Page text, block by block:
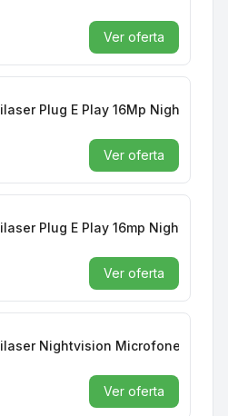
Ver oferta
Plug E Play 16Mp
Ver oferta
Plug E Play 16mp Nightvision
Ver oferta
Nightvision Microfone Usb
Ver oferta